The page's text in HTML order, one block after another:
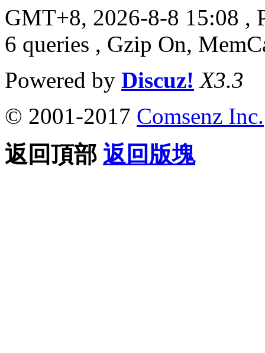
GMT+8, 2026-8-8 15:08 ,
6 queries , Gzip On,
Powered by Discuz! X3.3
© 2001-2017 Comsenz Inc.
返回頂部 返回版塊